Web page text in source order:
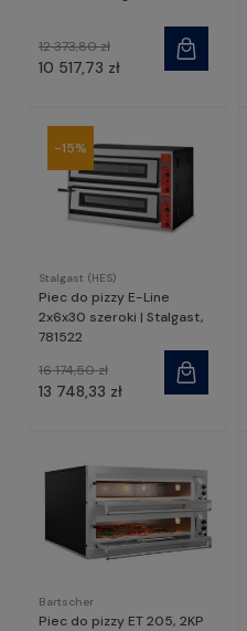
10 517,73 zł
12 373,80 zł
Stalgast (HES)
Piec do pizzy E-Line
2x6x30 szeroki | Stalgast,
781522
13 748,33 zł
16 174,50 zł
-15%
Bartscher
Piec do pizzy ET 205, 2KP